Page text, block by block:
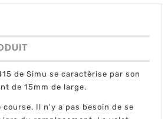
de Simu se caractèrise par son
de 15mm de large.
Il n'y a pas besoin de se